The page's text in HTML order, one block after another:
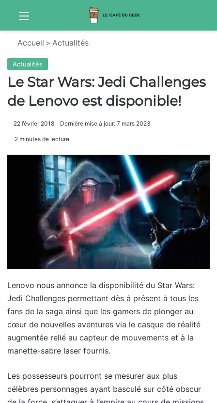
Accueil > Actualités
Actualités
Le Star Wars: Jedi Challenges
de Lenovo est disponible!
22 février 2018 Dernière mise à jour: 7 mars 2023
2 minutes de lecture
Lenovo nous annonce la disponibilité du Star Wars:
Jedi Challenges permettant dès à présent à tous les
fans de la saga ainsi que les gamers de plonger au
cœur de nouvelles aventures via le casque de réalité
augmentée relié au capteur de mouvements et à la
manette-sabre laser fournis.
Les possesseurs pourront se mesurer aux plus
célèbres personnages ayant basculé sur côté obscur